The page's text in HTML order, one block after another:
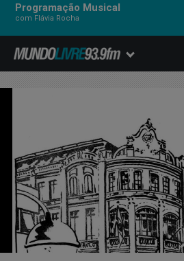
Programação Musical
com Flávia Rocha